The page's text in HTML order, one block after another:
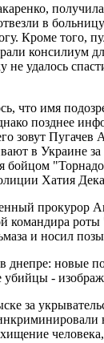
в
Кроме того,
консилиум
не удалось
что имя
позднее
зовут Пугачев
в Украине
бойцом
Хатия
прокурор
командира
и носил
за
человека,